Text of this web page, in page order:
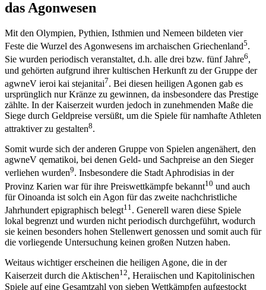
das Agonwesen
Mit den Olympien, Pythien, Isthmien und Nemeen bildeten vier
Feste die Wurzel des Agonwesens im archaischen Griechenland5.
Sie wurden periodisch veranstaltet, d.h. alle drei bzw. fünf Jahre6,
und gehörten aufgrund ihrer kultischen Herkunft zu der Gruppe der
agwneV ieroi kai stejanitai7. Bei diesen heiligen Agonen gab es
ursprünglich nur Kränze zu gewinnen, da insbesondere das Prestige
zählte. In der Kaiserzeit wurden jedoch in zunehmenden Maße die
Siege durch Geldpreise versüßt, um die Spiele für namhafte Athleten
attraktiver zu gestalten8.
Somit wurde sich der anderen Gruppe von Spielen angenähert, den
agwneV qematikoi, bei denen Geld- und Sachpreise an den Sieger
verliehen wurden9. Insbesondere die Stadt Aphrodisias in der
Provinz Karien war für ihre Preiswettkämpfe bekannt10 und auch
für Oinoanda ist solch ein Agon für das zweite nachchristliche
Jahrhundert epigraphisch belegt11. Generell waren diese Spiele
lokal begrenzt und wurden nicht periodisch durchgeführt, wodurch
sie keinen besonders hohen Stellenwert genossen und somit auch für
die vorliegende Untersuchung keinen großen Nutzen haben.
Weitaus wichtiger erscheinen die heiligen Agone, die in der
Kaiserzeit durch die Aktischen12, Heraiischen und Kapitolinischen
Spiele auf eine Gesamtzahl von sieben Wettkämpfen aufgestockt